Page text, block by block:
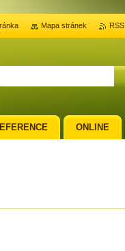
ONLINE
Mapa stránek RSS